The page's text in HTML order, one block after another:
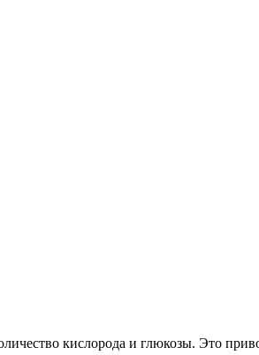
кислорода и глюкозы. Это